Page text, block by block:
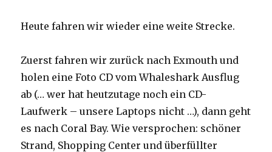
Heute fahren wir wieder eine weite Strecke.
Zuerst fahren wir zurück nach Exmouth und
holen eine Foto CD vom Whaleshark Ausflug
ab (… wer hat heutzutage noch ein CD-
Laufwerk – unsere Laptops nicht …), dann geht
es nach Coral Bay. Wie versprochen: schöner
Strand, Shopping Center und überfüllter